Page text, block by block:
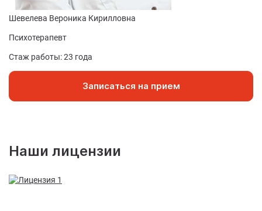
Шевелева Вероника Кирилловна
Психотерапевт
Стаж работы: 23 года
Записаться на прием
Наши лицензии